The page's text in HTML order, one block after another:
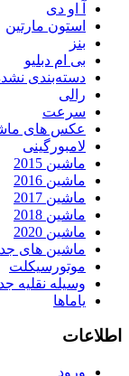
آ او دی
استون مارتین
بنز
بی ام دبلیو
دسته‌بندی
رالی
سرعت
عکس های
لامبورگینی
ماشین 2015
ماشین 2016
ماشین 2017
ماشین 2018
ماشین 2020
ماشین های
موتورسیکلت
وسیله نقلیه
یاماها
اطلاعات
ورود